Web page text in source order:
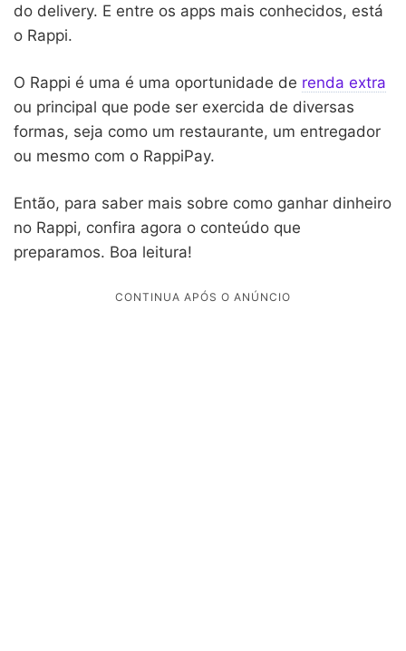
do delivery. E entre os apps mais conhecidos, está
o Rappi.
O Rappi é uma é uma oportunidade de renda extra
ou principal que pode ser exercida de diversas
formas, seja como um restaurante, um entregador
ou mesmo com o RappiPay.
Então, para saber mais sobre como ganhar dinheiro
no Rappi, confira agora o conteúdo que
preparamos. Boa leitura!